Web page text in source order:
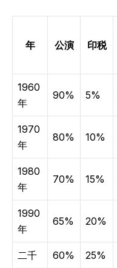
年 公演 印税
1960
年
90% 5%
1970
年
80% 10%
1980
年
70% 15%
1990
年
65% 20%
二千 60% 25%